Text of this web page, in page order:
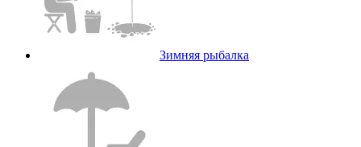
Зимняя рыбалка